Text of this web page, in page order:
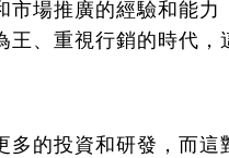
市場推廣的經驗和能
王、重視行銷的時代
的投資和研發，而這